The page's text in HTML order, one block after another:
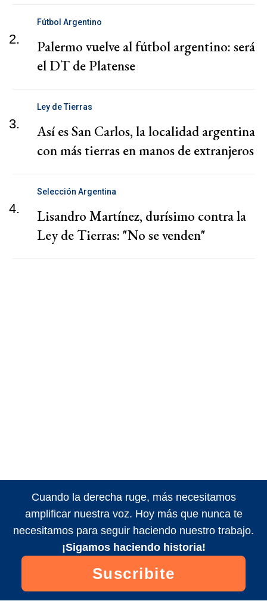
2.
Fútbol Argentino
Palermo vuelve al fútbol argentino: será
el DT de Platense
3.
Ley de Tierras
Así es San Carlos, la localidad argentina
con más tierras en manos de extranjeros
4.
Selección Argentina
Lisandro Martínez, durísimo contra la
Ley de Tierras: "No se venden"
Cuando la derecha ruge, más necesitamos
amplificar nuestra voz. Hoy más que nunca te
necesitamos para seguir haciendo nuestro trabajo.
¡Sigamos haciendo historia!
Suscribite